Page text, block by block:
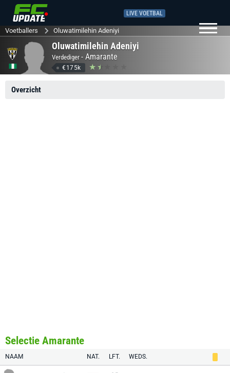
LIVE VOETBAL
Voetballers Oluwatimilehin Adeniyi
Oluwatimilehin Adeniyi
Verdediger - Amarante
€175k
Overzicht
Selectie Amarante
NAAM NAT. LFT. WEDS.